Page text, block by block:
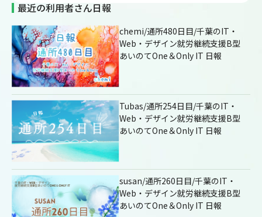
最近の利用者さん日報
chemi/通所480日目/千葉のIT・
Web・デザイン就労継続支援B型
あいのてOne＆Only IT 日報
Tubas/通所254日目/千葉のIT・
Web・デザイン就労継続支援B型
あいのてOne＆Only IT 日報
susan/通所260日目/千葉のIT・
Web・デザイン就労継続支援B型
あいのてOne＆Only IT 日報